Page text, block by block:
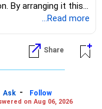
By arranging it this
...Read more
Share
Ask -
Follow
on Aug 06, 2026